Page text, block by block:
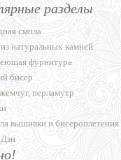
разделы
смола
натуральных камней
фурнитура
бисер
перламутр
вышивки и бисероплетения